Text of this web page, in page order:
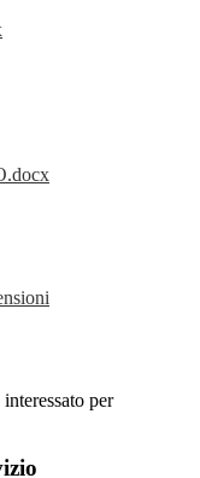
per